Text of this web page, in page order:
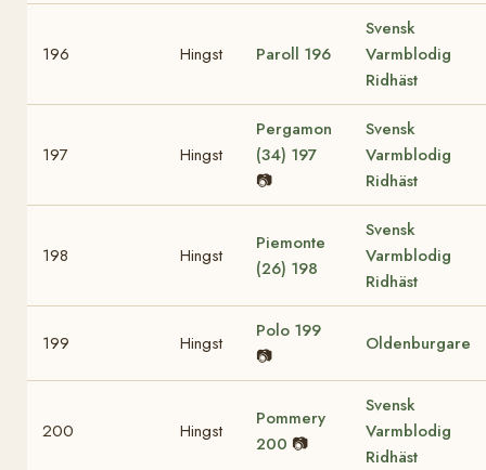
196 Hingst Paroll 196
Svensk
Varmblodig
Ridhäst
197 Hingst
Pergamon
(34) 197
📷
Svensk
Varmblodig
Ridhäst
198 Hingst
Piemonte
(26) 198
Svensk
Varmblodig
Ridhäst
199 Hingst
Polo 199
📷
Oldenburgare
200 Hingst
Pommery
200 📷
Svensk
Varmblodig
Ridhäst